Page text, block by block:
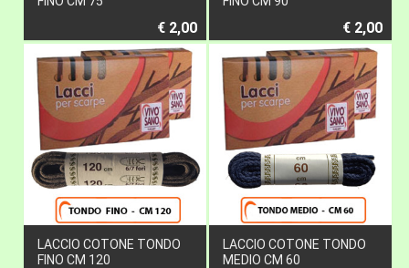
€ 2,00 € 2,00
LACCIO COTONE TONDO
FINO CM 120
LACCIO COTONE TONDO
MEDIO CM 60